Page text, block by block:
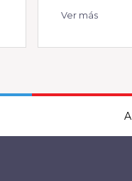
Ver más